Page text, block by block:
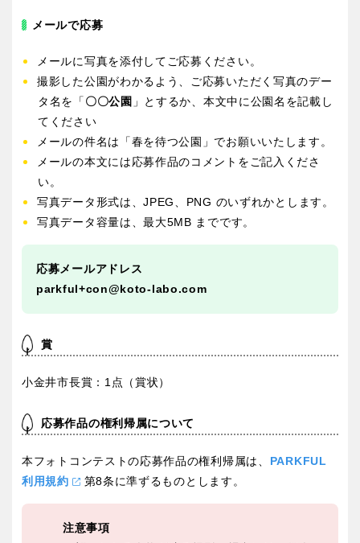
メールで応募
メールに写真を添付してご応募ください。
撮影した公園がわかるよう、ご応募いただく写真のデー
タ名を「 〇〇公園 」とするか、本文中に公園名を記載し
てください
メールの件名は「春を待つ公園」でお願いいたします。
メールの本文には応募作品のコメントをご記入くださ
い。
写真データ形式は、JPEG、PNG のいずれかとします。
写真データ容量は、最大5MB までです。
応募メールアドレス
parkful+con@koto-labo.com
賞
小金井市長賞：1点（賞状）
応募作品の権利帰属について
本フォトコンテストの応募作品の権利帰属は、 PARKFUL
利用規約
第8条に準ずるものとします。
注意事項